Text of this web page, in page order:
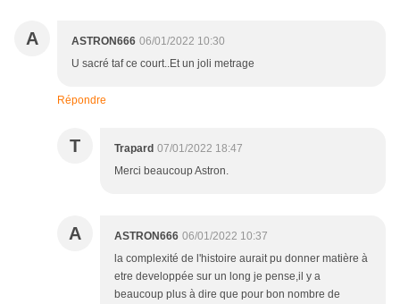
A ASTRON666 06/01/2022 10:30
U sacré taf ce court..Et un joli metrage
Répondre
T Trapard 07/01/2022 18:47
Merci beaucoup Astron.
A ASTRON666 06/01/2022 10:37
la complexité de l'histoire aurait pu donner matière à
etre developpée sur un long je pense,il y a
beaucoup plus à dire que pour bon nombre de